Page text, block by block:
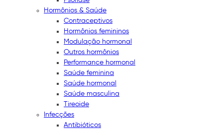
Hormônios & Saúde
Contraceptivos
Hormônios femininos
Modulação hormonal
Outros hormônios
Performance hormonal
Saúde feminina
Saúde hormonal
Saúde masculina
Tireoide
Infecções
Antibióticos